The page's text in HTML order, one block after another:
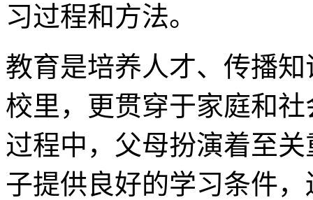
习过程和方法。
教育是培养人才、传播
校里，更贯穿于家庭和
过程中，父母扮演着至
子提供良好的学习条件